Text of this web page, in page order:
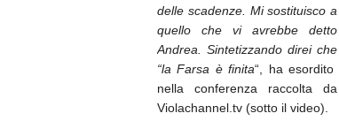
delle scadenze. Mi sostituisco a
quello che vi avrebbe detto
Andrea. Sintetizzando direi che
“la Farsa è finita“, ha esordito
nella conferenza raccolta da
Violachannel.tv (sotto il video).